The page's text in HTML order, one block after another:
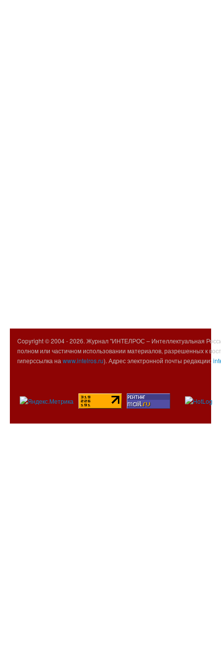
Copyright © 2004 -2026. Журнал "ИНТЕЛРОС – Интеллектуальная
полном или частичном использовании материалов, разрешенных к
гиперссылка на www.intelros.ru). Адрес электронной почты редакции: